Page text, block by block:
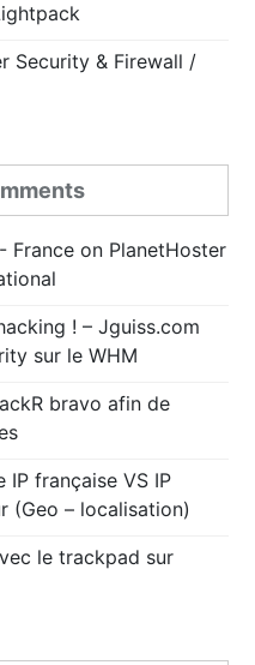
Security & Firewall /
France on PlanetHoster
! – Jguiss.com
sur le WHM
bravo afin de
IP française VS IP
(Geo – localisation)
le trackpad sur